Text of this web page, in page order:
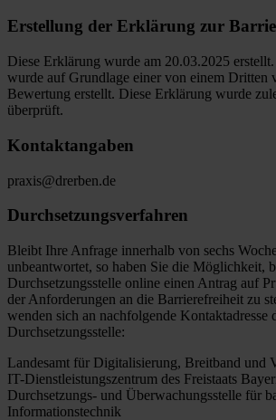
Erstellung der Erklärung zur
Diese Erklärung wurde am 20.03.2025
wurde auf Grundlage einer von einem Dritten
Bewertung erstellt. Diese Erklärung wurde
überprüft.
Kontaktangaben
praxis@drerben.de
Durchsetzungsverfahren
Bleibt Ihre Anfrage innerhalb von sechs
unbeantwortet, so haben Sie die Möglichkeit,
Durchsetzungsstelle online einen Antrag auf
der Anforderungen an die Barrierefreiheit zu
wenden sich an nachfolgende Kontaktadresse
Durchsetzungsstelle:
Landesamt für Digitalisierung, Breitband und
IT-Dienstleistungszentrum des Freistaats
Durchsetzungs- und Überwachungsstelle für
Informationstechnik